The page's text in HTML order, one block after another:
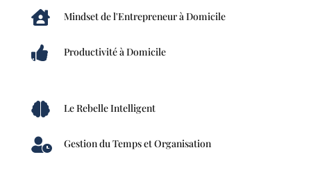
 Mindset de l'Entrepreneur à Domicile
 Productivité à Domicile
 Le Rebelle Intelligent
 Gestion du Temps et Organisation